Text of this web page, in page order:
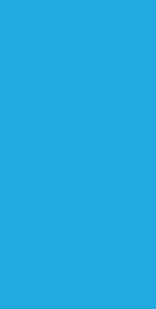
Kinderen kunnen zich het
tijd eigen maken in het kader
animatie. tijd, we praten er de
aandacht te geven dit het
ziet het, niemand voelt het,
We realiseren ons het
De zintuigen van kinderen
te maken! Ze zullen
hanteren, ruiken en proeven